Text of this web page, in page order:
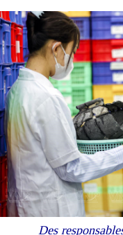
Des